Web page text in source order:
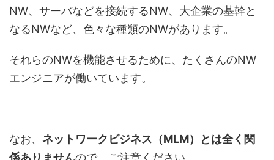
NW、サーバなどを接続するNW、大企業の基幹と
なるNWなど、色々な種類のNWがあります。
それらのNWを機能させるために、たくさんのNW
エンジニアが働いています。
なお、 ネットワークビジネス（MLM）とは全く関
係ありませんので、ご注意ください。